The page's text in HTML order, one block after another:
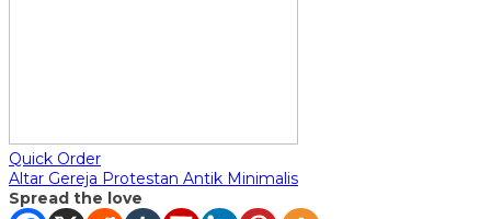
Quick Order
Altar Gereja Protestan Antik Minimalis
Spread the love